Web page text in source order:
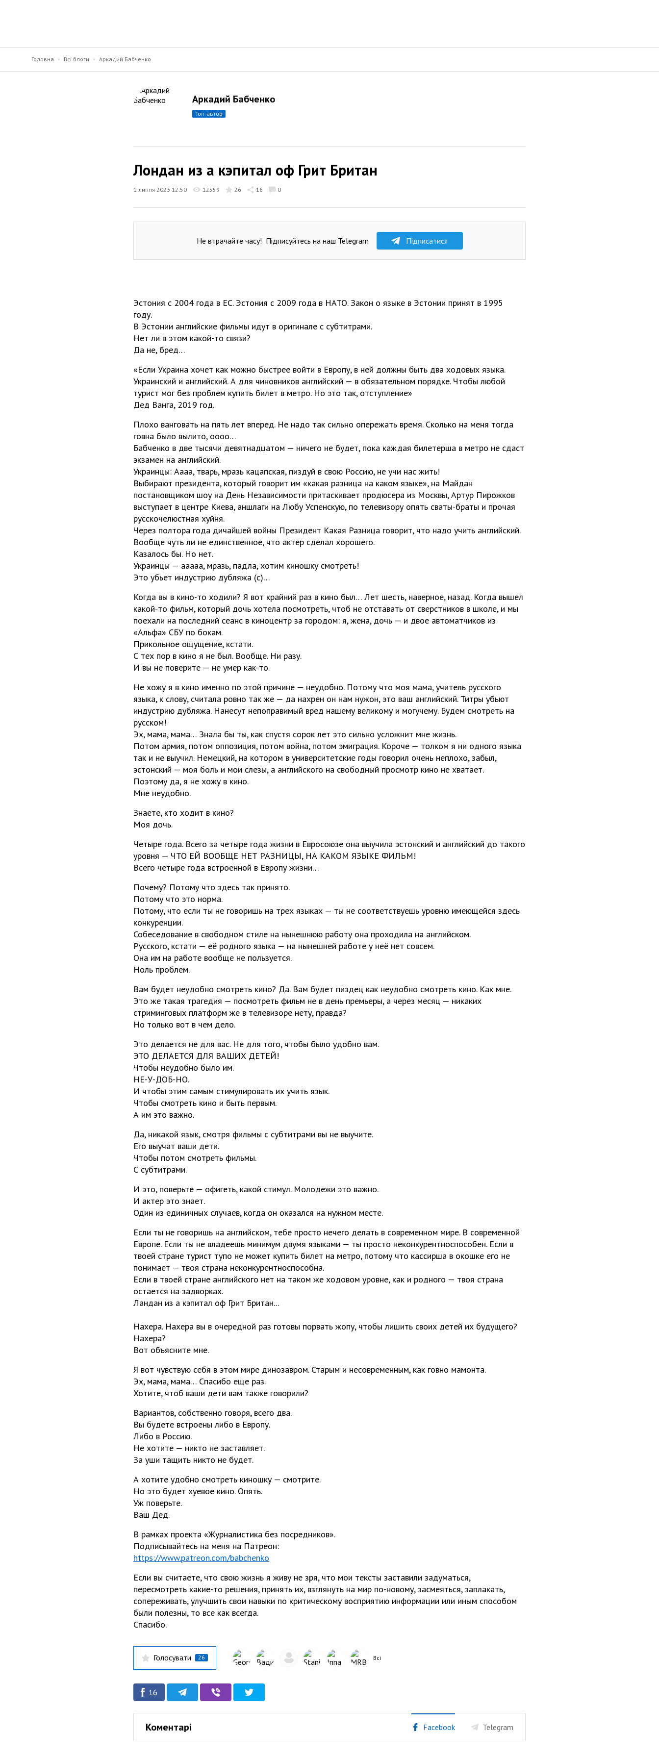
Головна Всі блоги Аркадий Бабченко
Аркадий Бабченко
топ-автор
Лондан из а кэпитал оф Грит Британ
1 липня 2023 12:50 12559 26 16 0
Не втрачайте часу! Підписуйтесь на наш Telegram Підписатися
Эстония с 2004 года в ЕС. Эстония с 2009 года в НАТО. Закон о языке в Эстонии принят в 1995
году.
В Эстонии английские фильмы идут в оригинале с субтитрами.
Нет ли в этом какой-то связи?
Да не, бред…
«Если Украина хочет как можно быстрее войти в Европу, в ней должны быть два ходовых языка.
Украинский и английский. А для чиновников английский — в обязательном порядке. Чтобы любой
турист мог без проблем купить билет в метро. Но это так, отступление»
Дед Ванга, 2019 год.
Плохо ванговать на пять лет вперед. Не надо так сильно опережать время. Сколько на меня тогда
говна было вылито, оооо…
Бабченко в две тысячи девятнадцатом — ничего не будет, пока каждая билетерша в метро не сдаст
экзамен на английский.
Украинцы: Аааа, тварь, мразь кацапская, пиздуй в свою Россию, не учи нас жить!
Выбирают президента, который говорит им «какая разница на каком языке», на Майдан
постановщиком шоу на День Независимости притаскивает продюсера из Москвы, Артур Пирожков
выступает в центре Киева, аншлаги на Любу Успенскую, по телевизору опять сваты-браты и прочая
русскочелюстная хуйня.
Через полтора года дичайшей войны Президент Какая Разница говорит, что надо учить английский.
Вообще чуть ли не единственное, что актер сделал хорошего.
Казалось бы. Но нет.
Украинцы — ааааа, мразь, падла, хотим киношку смотреть!
Это убьет индустрию дубляжа (с)…
Когда вы в кино-то ходили? Я вот крайний раз в кино был… Лет шесть, наверное, назад. Когда вышел
какой-то фильм, который дочь хотела посмотреть, чтоб не отставать от сверстников в школе, и мы
поехали на последний сеанс в киноцентр за городом: я, жена, дочь — и двое автоматчиков из
«Альфа» СБУ по бокам.
Прикольное ощущение, кстати.
С тех пор в кино я не был. Вообще. Ни разу.
И вы не поверите — не умер как-то.
Не хожу я в кино именно по этой причине — неудобно. Потому что моя мама, учитель русского
языка, к слову, считала ровно так же — да нахрен он нам нужон, это ваш английский. Титры убьют
индустрию дубляжа. Нанесут непоправимый вред нашему великому и могучему. Будем смотреть на
русском!
Эх, мама, мама… Знала бы ты, как спустя сорок лет это сильно усложнит мне жизнь.
Потом армия, потом оппозиция, потом война, потом эмиграция. Короче — толком я ни одного языка
так и не выучил. Немецкий, на котором в университетские годы говорил очень неплохо, забыл,
эстонский — моя боль и мои слезы, а английского на свободный просмотр кино не хватает.
Поэтому да, я не хожу в кино.
Мне неудобно.
Знаете, кто ходит в кино?
Моя дочь.
Четыре года. Всего за четыре года жизни в Евросоюзе она выучила эстонский и английский до такого
уровня — ЧТО ЕЙ ВООБЩЕ НЕТ РАЗНИЦЫ, НА КАКОМ ЯЗЫКЕ ФИЛЬМ!
Всего четыре года встроенной в Европу жизни…
Почему? Потому что здесь так принято.
Потому что это норма.
Потому, что если ты не говоришь на трех языках — ты не соответствуешь уровню имеющейся здесь
конкуренции.
Собеседование в свободном стиле на нынешнюю работу она проходила на английском.
Русского, кстати — её родного языка — на нынешней работе у неё нет совсем.
Она им на работе вообще не пользуется.
Ноль проблем.
Вам будет неудобно смотреть кино? Да. Вам будет пиздец как неудобно смотреть кино. Как мне.
Это же такая трагедия — посмотреть фильм не в день премьеры, а через месяц — никаких
стриминговых платформ же в телевизоре нету, правда?
Но только вот в чем дело.
Это делается не для вас. Не для того, чтобы было удобно вам.
ЭТО ДЕЛАЕТСЯ ДЛЯ ВАШИХ ДЕТЕЙ!
Чтобы неудобно было им.
НЕ-У-ДОБ-НО.
И чтобы этим самым стимулировать их учить язык.
Чтобы смотреть кино и быть первым.
А им это важно.
Да, никакой язык, смотря фильмы с субтитрами вы не выучите.
Его выучат ваши дети.
Чтобы потом смотреть фильмы.
С субтитрами.
И это, поверьте — офигеть, какой стимул. Молодежи это важно.
И актер это знает.
Один из единичных случаев, когда он оказался на нужном месте.
Если ты не говоришь на английском, тебе просто нечего делать в современном мире. В современной
Европе. Если ты не владеешь минимум двумя языками — ты просто неконкурентноспособен. Если в
твоей стране турист тупо не может купить билет на метро, потому что кассирша в окошке его не
понимает — твоя страна неконкурентноспособна.
Если в твоей стране английского нет на таком же ходовом уровне, как и родного — твоя страна
остается на задворках.
Ландан из а кэпитал оф Грит Британ...
Нахера. Нахера вы в очередной раз готовы порвать жопу, чтобы лишить своих детей их будущего?
Нахера?
Вот объясните мне.
Я вот чувствую себя в этом мире динозавром. Старым и несовременным, как говно мамонта.
Эх, мама, мама… Спасибо еще раз.
Хотите, чтоб ваши дети вам также говорили?
Вариантов, собственно говоря, всего два.
Вы будете встроены либо в Европу.
Либо в Россию.
Не хотите — никто не заставляет.
За уши тащить никто не будет.
А хотите удобно смотреть киношку — смотрите.
Но это будет хуевое кино. Опять.
Уж поверьте.
Ваш Дед.
В рамках проекта «Журналистика без посредников».
Подписывайтесь на меня на Патреон:
https://www.patreon.com/babchenko
Если вы считаете, что свою жизнь я живу не зря, что мои тексты заставили задуматься,
пересмотреть какие-то решения, принять их, взглянуть на мир по-новому, засмеяться, заплакать,
сопереживать, улучшить свои навыки по критическому восприятию информации или иным способом
были полезны, то все как всегда.
Спасибо.
Голосувати 26 Всі
16
Коментарі Facebook Telegram